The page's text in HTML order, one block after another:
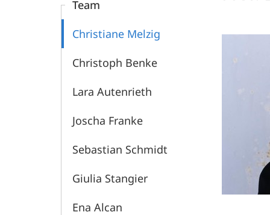
Team
Christiane Melzig
Christoph Benke
Lara Autenrieth
Joscha Franke
Sebastian Schmidt
Giulia Stangier
Ena Alcan